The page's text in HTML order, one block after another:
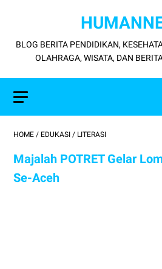
BLOG BERITA PENDIDIKAN,
OLAHRAGA, WISATA, DAN
HOME / EDUKASI / LITERASI
Majalah POTRET Gelar
Se-Aceh